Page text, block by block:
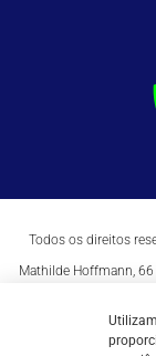
Todos os direitos
Mathilde Hoffmann, 66